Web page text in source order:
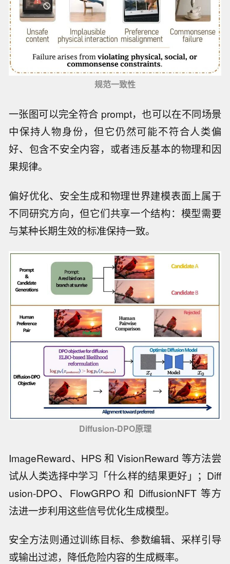
规范一致性
一张图可以完全符合 prompt，也可以在不同场景
中保持人物身份，但它仍然可能不符合人类偏
好、包含不安全内容，或者违反基本的物理和因
果规律。
偏好优化、安全生成和物理世界建模表面上属于
不同研究方向，但它们共享一个结构：模型需要
与某种长期生效的标准保持一致。
Diffusion-DPO原理
ImageReward、HPS 和 VisionReward 等方法尝
试从人类选择中学习「什么样的结果更好」；Diff
usion-DPO、FlowGRPO 和 DiffusionNFT 等方
法进一步利用这些信号优化生成模型。
安全方法则通过训练目标、参数编辑、采样引导
或输出过滤，降低危险内容的生成概率。